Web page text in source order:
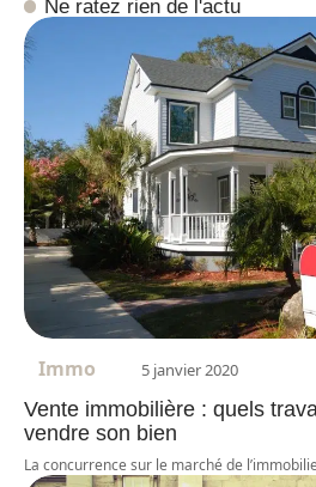
Ne ratez rien de l'actu
Immo 5 janvier 2020
Vente immobilière : quels
vendre son bien
La concurrence sur le marché de